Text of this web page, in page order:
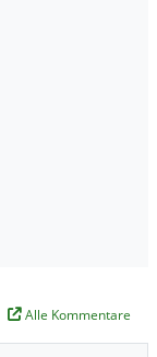
Alle Kommentare